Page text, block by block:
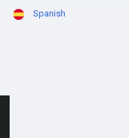
Spanish